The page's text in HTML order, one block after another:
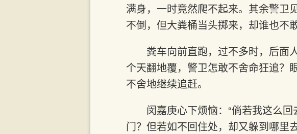
满身，一时竟然爬不起来。其余警卫
不倒，但大粪桶当头掷来，却谁也不
粪车向前直跑，过不多时，后面
个天翻地覆，警卫怎敢不舍命狂追？
不舍地继续追赶。
闵嘉庚心下烦恼：“倘若我这么
门？但若如不回住处，却又躲到哪里